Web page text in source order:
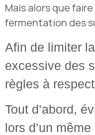
Mais alors que
fermentation des
Afin de limiter
excessive des
règles à
Tout d’abord,
lors d’un